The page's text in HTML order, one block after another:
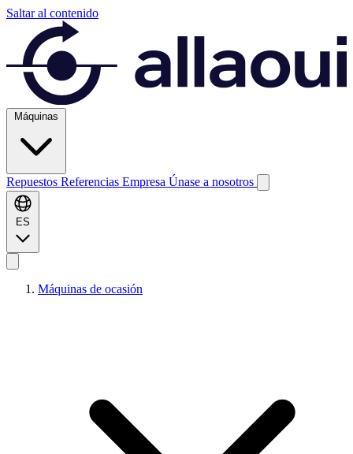
Saltar al contenido
Máquinas
Repuestos Referencias Empresa Únase a nosotros
ES
Máquinas de ocasión